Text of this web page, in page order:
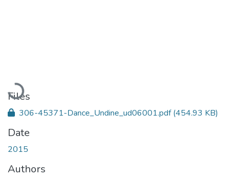
Loading...
Files
306-45371-Dance_Undine_ud06001.pdf(454.93 KB)
Date
2015
Authors